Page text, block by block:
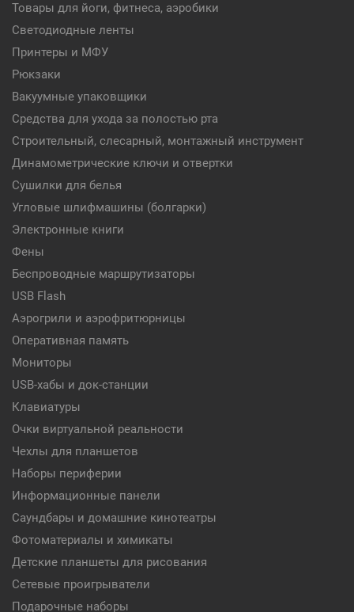
Товары для йоги, фитнеса, аэробики
Светодиодные ленты
Принтеры и МФУ
Рюкзаки
Вакуумные упаковщики
Средства для ухода за полостью рта
Строительный, слесарный, монтажный инструмент
Динамометрические ключи и отвертки
Сушилки для белья
Угловые шлифмашины (болгарки)
Электронные книги
Фены
Беспроводные маршрутизаторы
USB Flash
Аэрогрили и аэрофритюрницы
Оперативная память
Мониторы
USB-хабы и док-станции
Клавиатуры
Очки виртуальной реальности
Чехлы для планшетов
Наборы периферии
Информационные панели
Саундбары и домашние кинотеатры
Фотоматериалы и химикаты
Детские планшеты для рисования
Сетевые проигрыватели
Подарочные наборы